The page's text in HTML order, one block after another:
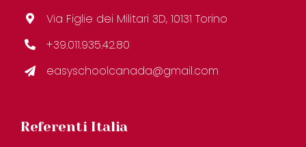
Via Figlie dei Militari 3D, 10131 Torino
+39.011.935.42.80
easyschoolcanada@gmail.com
Referenti Italia